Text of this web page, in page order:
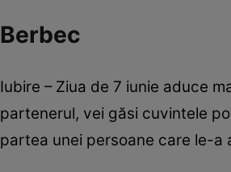
Berbec
Iubire – Ziua de 7 iunie aduce
partenerul, vei găsi cuvintele
partea unei persoane care le-a